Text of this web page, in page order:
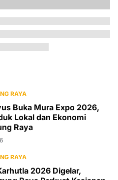
RAYA
Buka Mura Expo 2026,
Lokal dan Ekonomi
Raya
RAYA
2026 Digelar,